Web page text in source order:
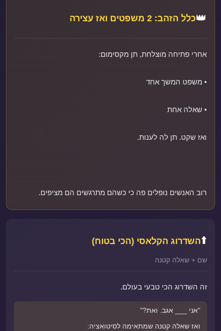
👑כלל הזהב: 2 משפטים ואז עצירה
אחרי פתיחה מוצלחת, תן מקסימום:
• משפט המשך אחד
• שאלה אחת
ואז שקט. תן לה לענות.
רוב האנשים נופלים פה כי כשהם מתרגשים הם מציפים.
⬆️השדרוג הקלאסי (הכי בטוח)
שם + שאלה קטנה
זה השדרוג הכי טבעי בעולם.
"אני ___ אגב. ואת?"
ואז שאלה קטנה שמתאימה לסיטואציה: